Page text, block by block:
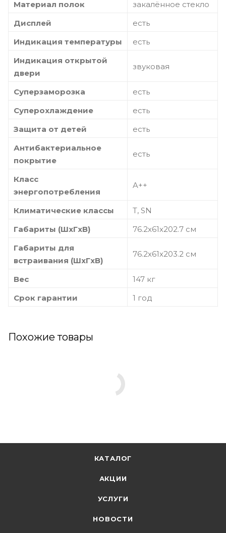
Материал полок
закалённое стекло
Дисплей
есть
Индикация температуры
есть
Индикация открытой
двери
звуковая
Суперзаморозка
есть
Суперохлаждение
есть
Защита от детей
есть
Антибактериальное
покрытие
есть
Класс
энергопотребления
A++
Климатические классы
T, SN
Габариты (ШxГxВ)
76.2х61х202.7 см
Габариты для
встраивания (ШxГxВ)
76.2х61х203.2 см
Вес
147 кг
Срок гарантии
1 год
Похожие товары
КАТАЛОГ
АКЦИИ
УСЛУГИ
НОВОСТИ